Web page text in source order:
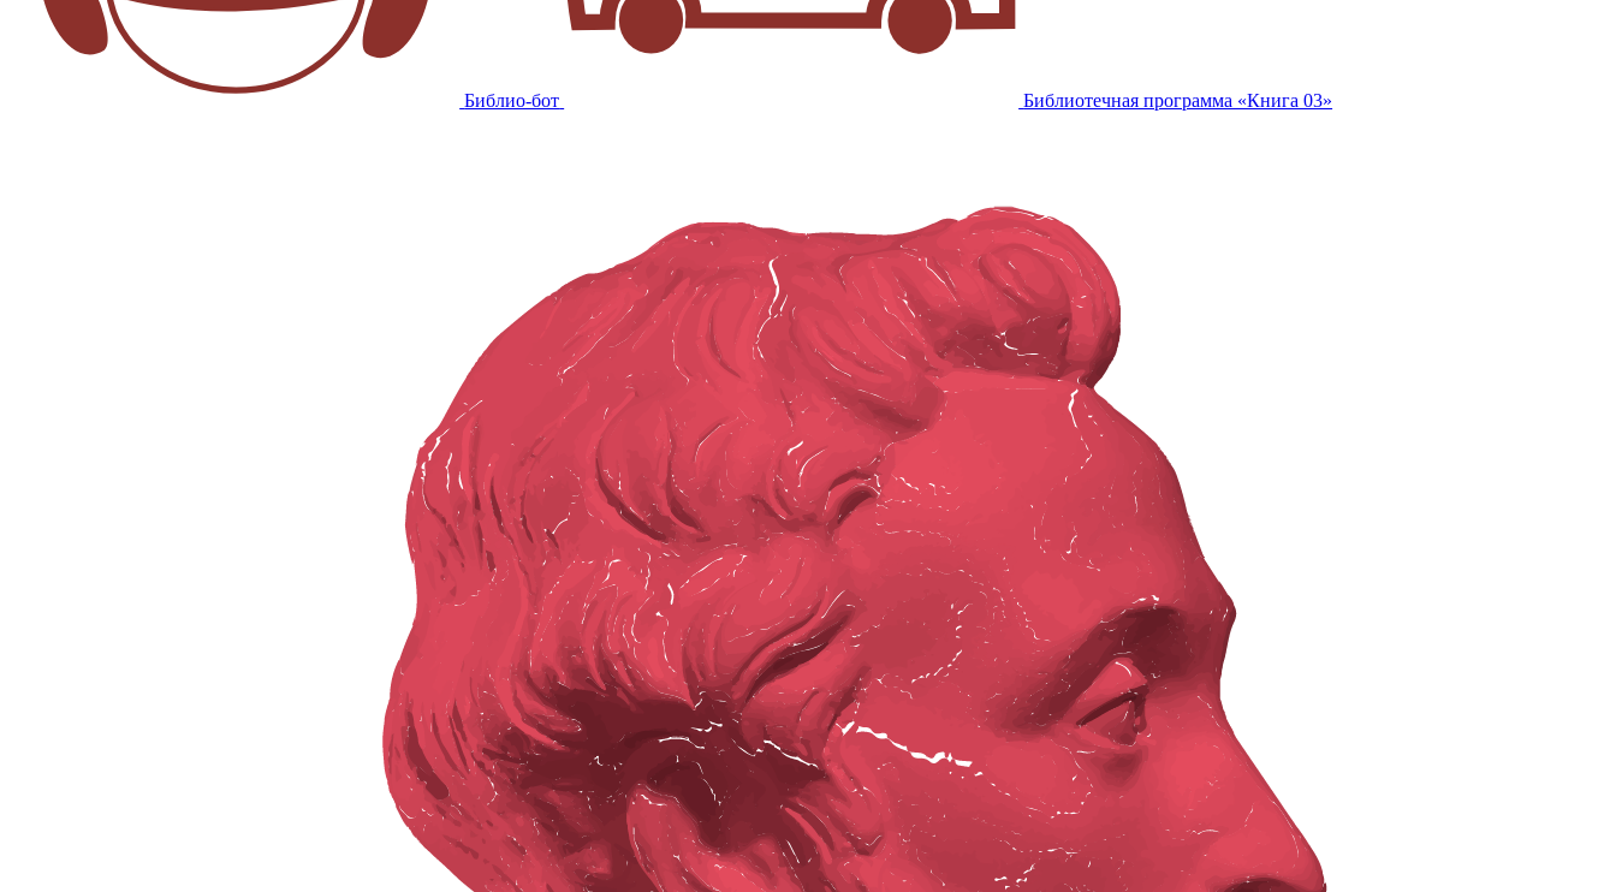
Библио-бот Библиотечная программа «Книга 03»